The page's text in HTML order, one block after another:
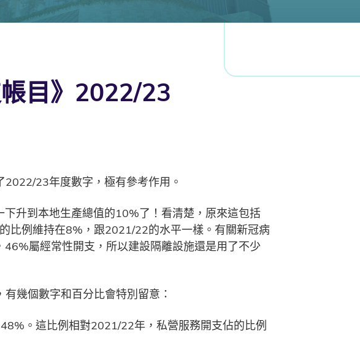
目》2022/23
23年度數字，極有參考作用。
升到本地生產總值的10%了！看清楚，原來這包括
比例維持在8%，跟2021/22的水平一樣。有關新冠病
屬經常性開支，所以建設隔離設施還是用了不少
幾個數字和百分比會特別留意：
。這比例相對2021/22年，私營服務開支佔的比例